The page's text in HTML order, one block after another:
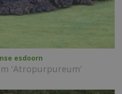
esdoorn
'Atropurpureum'